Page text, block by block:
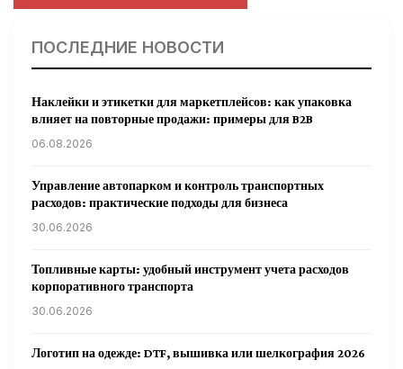
ПОСЛЕДНИЕ НОВОСТИ
Наклейки и этикетки для маркетплейсов: как упаковка
влияет на повторные продажи: примеры для B2B
06.08.2026
Управление автопарком и контроль транспортных
расходов: практические подходы для бизнеса
30.06.2026
Топливные карты: удобный инструмент учета расходов
корпоративного транспорта
30.06.2026
Логотип на одежде: DTF, вышивка или шелкография 2026